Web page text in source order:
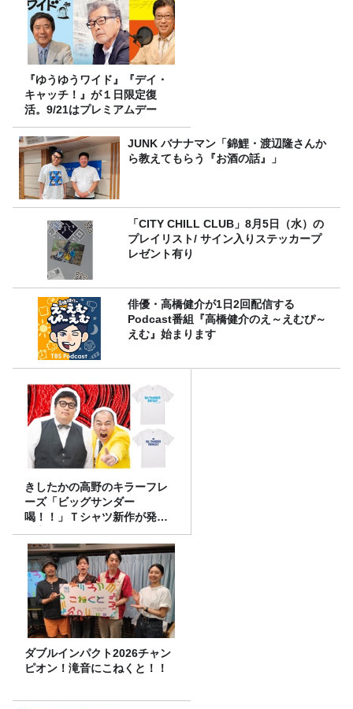
『ゆうゆうワイド』『デイ・
キャッチ！』が１日限定復
活。9/21はプレミアムデー
JUNK バナナマン「錦鯉・渡辺隆さんか
ら教えてもらう『お酒の話』」
「CITY CHILL CLUB」8月5日（水）の
プレイリスト/ サイン入りステッカープ
レゼント有り
俳優・高橋健介が1日2回配信する
Podcast番組『高橋健介のえ～えむぴ～
えむ』始まります
きしたかの高野のキラーフレ
ーズ「ビッグサンダー
喝！！」Ｔシャツ新作が発売
決定！
ダブルインパクト2026チャン
ピオン！滝音にこねくと！！